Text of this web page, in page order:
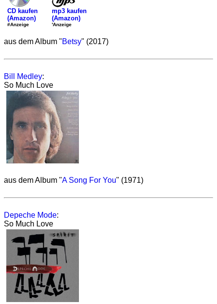
CD kaufen
(Amazon)
#Anzeige
mp3 kaufen
(Amazon)
'Anzeige
aus dem Album "Betsy" (2017)
Bill Medley:
So Much Love
aus dem Album "A Song For You" (1971)
Depeche Mode:
So Much Love